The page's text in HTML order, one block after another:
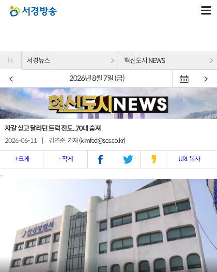
H 서경뉴스 혁신도시 NEWS
2026년 8월 7일 (금)
자갈 싣고 달리던 트럭 전도..70대 숨져
2026-06-11 김연준 기자 (kimfed@scs.co.kr)
+ 크게 - 작게 URL 복사
..